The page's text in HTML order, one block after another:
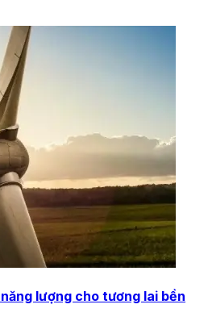
lượng cho tương lai bền